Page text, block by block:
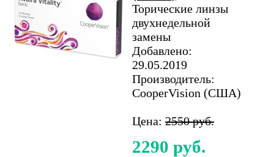
Торические линзы
двухнедельной
замены
Добавлено:
29.05.2019
Производитель:
CooperVision (США)
Цена: 2550 руб.
2290 руб.